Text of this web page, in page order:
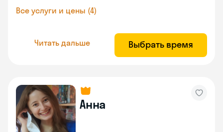
Все услуги и цены (4)
Читать дальше Выбрать время
Анна